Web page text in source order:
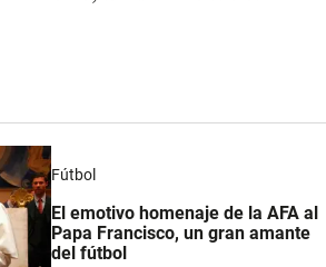
Fútbol
El emotivo homenaje de la AFA al
Papa Francisco, un gran amante
del fútbol